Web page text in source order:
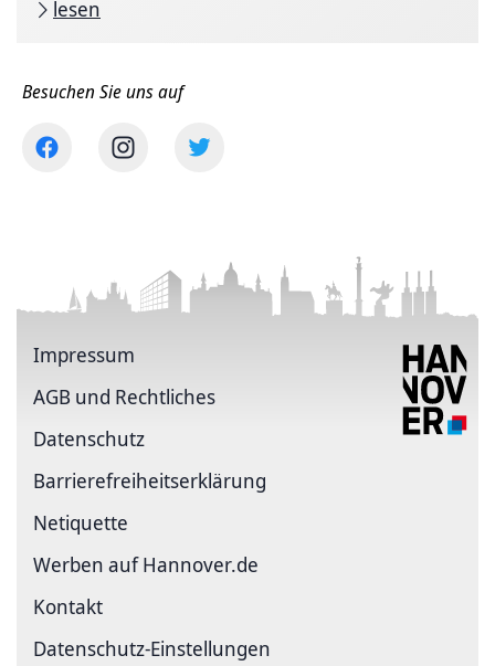
lesen
Besuchen Sie uns auf
Impressum
AGB und Rechtliches
Datenschutz
Barriere­freiheits­erklärung
Netiquette
Werben auf Hannover.de
Kontakt
Datenschutz-Einstellungen